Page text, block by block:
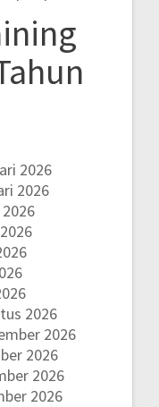
2026
2026
2026
2026
2026
2026
2026